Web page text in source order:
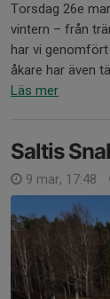
Torsdag 26e
vintern – från
har vi
åkare har även
Läs mer
Saltis
9 mar, 17:48